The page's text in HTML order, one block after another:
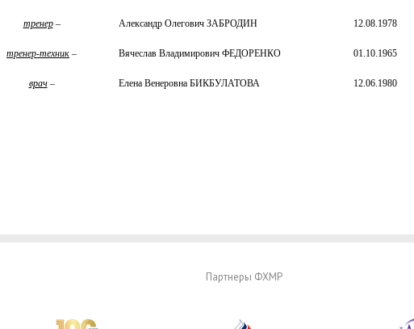
тренер– Александр Олегович ЗАБРОДИН 12.08.1978
тренер-техник – Вячеслав Владимирович ФЕДОРЕНКО 01.10.1965
врач– Елена Венеровна БИКБУЛАТОВА 12.06.1980
Партнеры ФХМР